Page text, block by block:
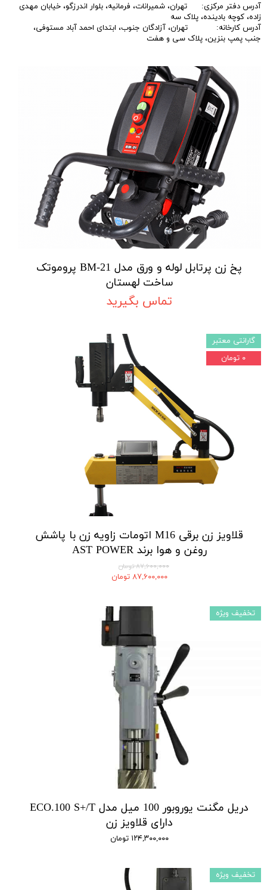
آدرس دفتر مرکزی: تهران، شمیرانات، فرمانیه، بلوار اندرزگو، خیابان مهدی
زاده، کوچه بادینده، پلاک سه
آدرس کارخانه: تهران، آزادگان جنوب، ابتدای احمد آباد مستوفی،
جنب پمپ بنزین، پلاک سی و هفت
پخ زن پرتابل لوله و ورق مدل BM-21 پروموتک
ساخت لهستان
تماس بگیرید
قلاویز زن برقی M16 اتومات زاویه زن با پاشش
روغن و هوا برند AST POWER
۸۷,۶۰۰,۰۰۰ تومان
۸۷,۶۰۰,۰۰۰ تومان
گارانتی معتبر
۰ تومان
دریل مگنت یوروبور 100 میل مدل ECO.100 S+/T
دارای قلاویز زن
۱۲۴,۳۰۰,۰۰۰ تومان
تخفیف ویژه
تخفیف ویژه